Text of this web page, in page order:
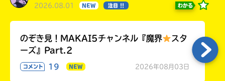
2026.08.01 NEW 注目 !! わかる
のぞき見！MAKAI5チャンネル『魔界
スタ
ーズ』Part.2
コメント 19 NEW 2026年08月03日